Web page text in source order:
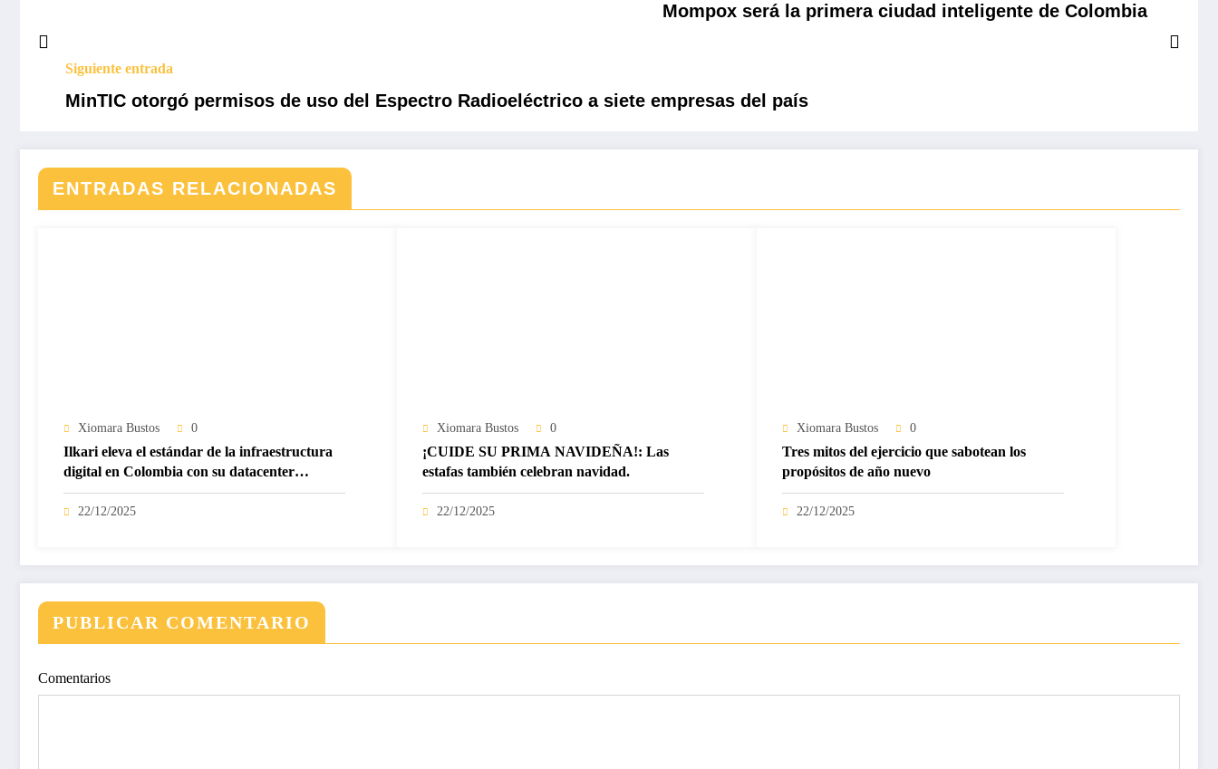
Mompox será la primera ciudad inteligente de Colombia
Siguiente entrada
MinTIC otorgó permisos de uso del Espectro Radioeléctrico a siete empresas del país
ENTRADAS RELACIONADAS
Xiomara Bustos 0
Ilkari eleva el estándar de la infraestructura
digital en Colombia con su datacenter
certificado Nivel IV de ICREA
22/12/2025
Xiomara Bustos 0
¡CUIDE SU PRIMA NAVIDEÑA!: Las
estafas también celebran navidad.
22/12/2025
Xiomara Bustos 0
Tres mitos del ejercicio que sabotean los
propósitos de año nuevo
22/12/2025
PUBLICAR COMENTARIO
Comentarios